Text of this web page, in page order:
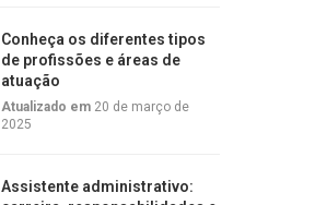
Conheça os diferentes tipos
de profissões e áreas de
atuação
Atualizado em 20 de março de
2025
Assistente administrativo: